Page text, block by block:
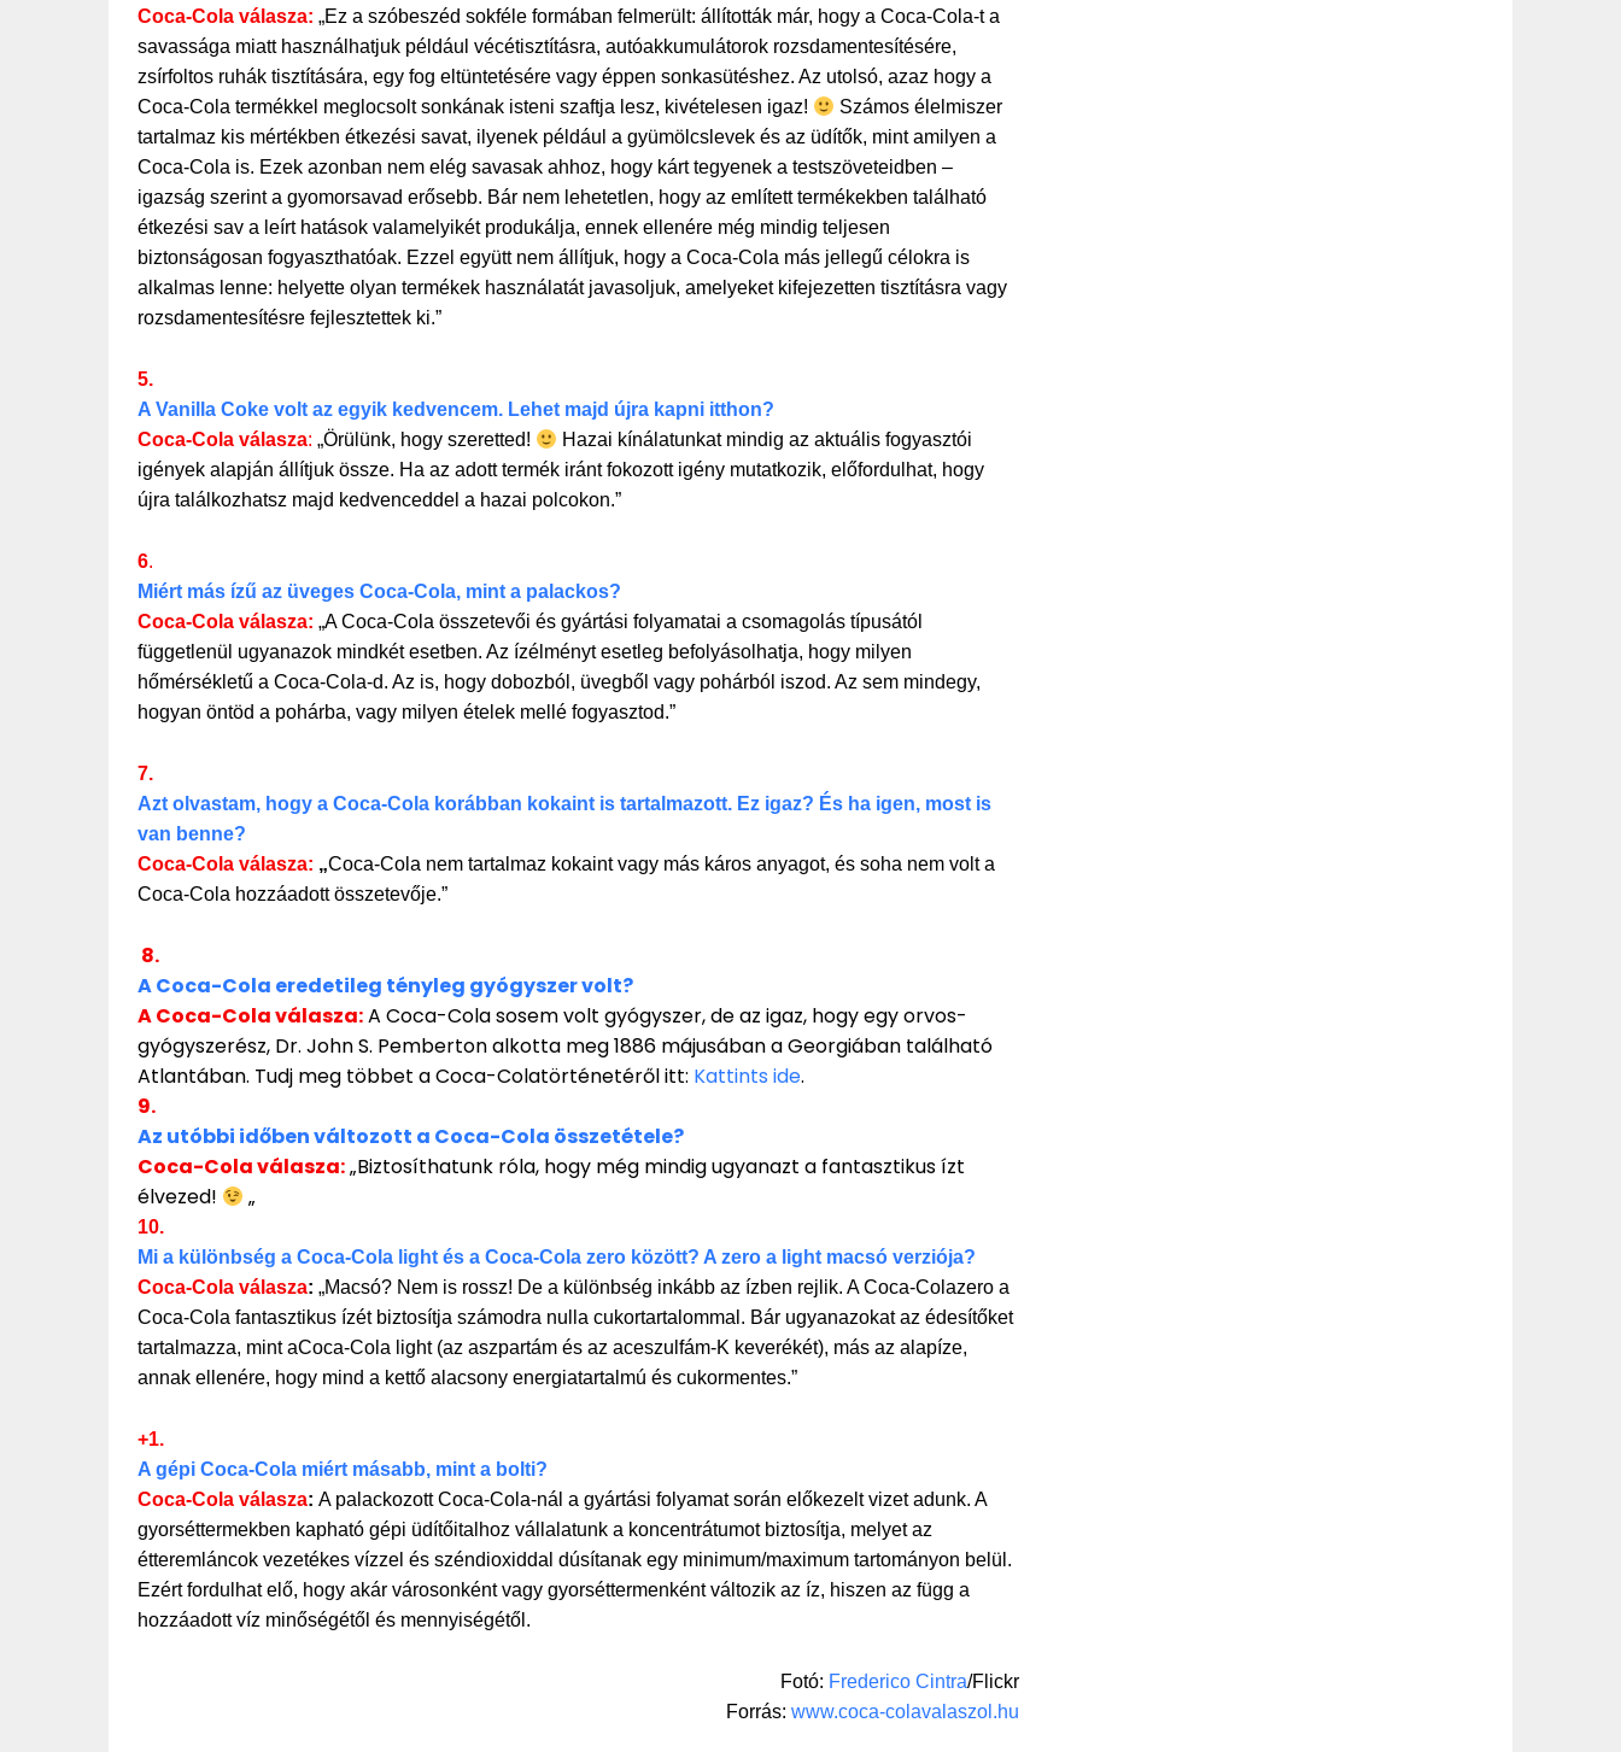
Coca-Cola válasza: „Ez a szóbeszéd sokféle formában felmerült: állították már, hogy a Coca-Cola-t a
savassága miatt használhatjuk például vécétisztításra, autóakkumulátorok rozsdamentesítésére,
zsírfoltos ruhák tisztítására, egy fog eltüntetésére vagy éppen sonkasütéshez. Az utolsó, azaz hogy a
Coca-Cola termékkel meglocsolt sonkának isteni szaftja lesz, kivételesen igaz!
Számos élelmiszer
tartalmaz kis mértékben étkezési savat, ilyenek például a gyümölcslevek és az üdítők, mint amilyen a
Coca-Cola is. Ezek azonban nem elég savasak ahhoz, hogy kárt tegyenek a testszöveteidben –
igazság szerint a gyomorsavad erősebb. Bár nem lehetetlen, hogy az említett termékekben található
étkezési sav a leírt hatások valamelyikét produkálja, ennek ellenére még mindig teljesen
biztonságosan fogyaszthatóak. Ezzel együtt nem állítjuk, hogy a Coca-Cola más jellegű célokra is
alkalmas lenne: helyette olyan termékek használatát javasoljuk, amelyeket kifejezetten tisztításra vagy
rozsdamentesítésre fejlesztettek ki.”
5.
A Vanilla Coke volt az egyik kedvencem. Lehet majd újra kapni itthon?
Coca-Cola válasza: „Örülünk, hogy szeretted!
Hazai kínálatunkat mindig az aktuális fogyasztói
igények alapján állítjuk össze. Ha az adott termék iránt fokozott igény mutatkozik, előfordulhat, hogy
újra találkozhatsz majd kedvenceddel a hazai polcokon.”
6.
Miért más ízű az üveges Coca-Cola, mint a palackos?
Coca-Cola válasza: „A Coca-Cola összetevői és gyártási folyamatai a csomagolás típusától
függetlenül ugyanazok mindkét esetben. Az ízélményt esetleg befolyásolhatja, hogy milyen
hőmérsékletű a Coca-Cola-d. Az is, hogy dobozból, üvegből vagy pohárból iszod. Az sem mindegy,
hogyan öntöd a pohárba, vagy milyen ételek mellé fogyasztod.”
7.
Azt olvastam, hogy a Coca-Cola korábban kokaint is tartalmazott. Ez igaz? És ha igen, most is
van benne?
Coca-Cola válasza: „Coca-Cola nem tartalmaz kokaint vagy más káros anyagot, és soha nem volt a
Coca-Cola hozzáadott összetevője.”
8.
A Coca-Cola eredetileg tényleg gyógyszer volt?
A Coca-Cola válasza:A Coca-Cola sosem volt gyógyszer, de az igaz, hogy egy orvos-
gyógyszerész, Dr. John S. Pemberton alkotta meg 1886 májusában a Georgiában található
Atlantában. Tudj meg többet a Coca-Colatörténetéről itt: Kattints ide.
9.
Az utóbbi időben változott a Coca-Cola összetétele?
Coca-Cola válasza:„Biztosíthatunk róla, hogy még mindig ugyanazt a fantasztikus ízt
élvezed!
„
10.
Mi a különbség a Coca-Cola light és a Coca-Cola zero között? A zero a light macsó verziója?
Coca-Cola válasza: „Macsó? Nem is rossz! De a különbség inkább az ízben rejlik. A Coca-Colazero a
Coca-Cola fantasztikus ízét biztosítja számodra nulla cukortartalommal. Bár ugyanazokat az édesítőket
tartalmazza, mint aCoca-Cola light (az aszpartám és az aceszulfám-K keverékét), más az alapíze,
annak ellenére, hogy mind a kettő alacsony energiatartalmú és cukormentes.”
+1.
A gépi Coca-Cola miért másabb, mint a bolti?
Coca-Cola válasza: A palackozott Coca-Cola-nál a gyártási folyamat során előkezelt vizet adunk. A
gyorséttermekben kapható gépi üdítőitalhoz vállalatunk a koncentrátumot biztosítja, melyet az
étteremláncok vezetékes vízzel és széndioxiddal dúsítanak egy minimum/maximum tartományon belül.
Ezért fordulhat elő, hogy akár városonként vagy gyorséttermenként változik az íz, hiszen az függ a
hozzáadott víz minőségétől és mennyiségétől.
Fotó: Frederico Cintra/Flickr
Forrás: www.coca-colavalaszol.hu